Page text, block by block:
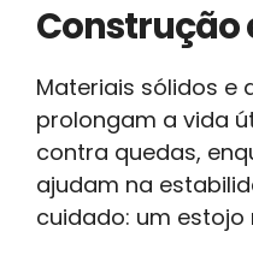
Construção
Materiais sólidos e
prolongam a vida
contra quedas,
ajudam na
cuidado: um